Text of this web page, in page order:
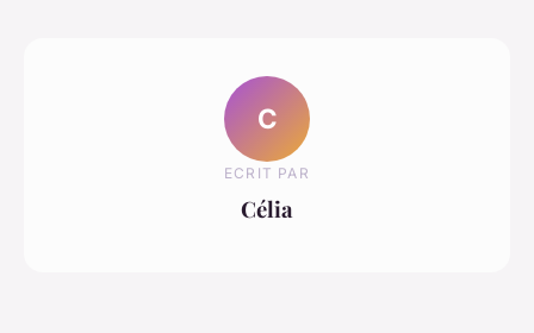
C
ECRIT PAR
Célia